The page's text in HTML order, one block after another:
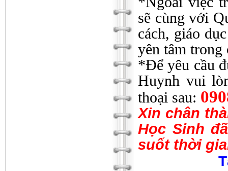
sẽ cùng với
cách, giáo
yên tâm
*Để yêu cầu
Huynh vui
thoại sau:
Xin chân
Học Sinh
suốt thời